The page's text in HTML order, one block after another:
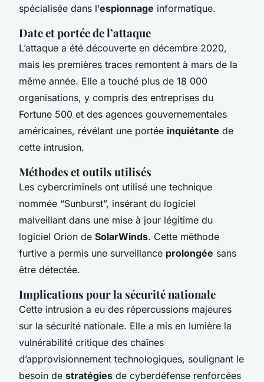
spécialisée dans l’espionnage informatique.
Date et portée de l’attaque
L’attaque a été découverte en décembre 2020,
mais les premières traces remontent à mars de la
même année. Elle a touché plus de 18 000
organisations, y compris des entreprises du
Fortune 500 et des agences gouvernementales
américaines, révélant une portée inquiétante de
cette intrusion.
Méthodes et outils utilisés
Les cybercriminels ont utilisé une technique
nommée “Sunburst”, insérant du logiciel
malveillant dans une mise à jour légitime du
logiciel Orion de SolarWinds. Cette méthode
furtive a permis une surveillance prolongée sans
être détectée.
Implications pour la sécurité nationale
Cette intrusion a eu des répercussions majeures
sur la sécurité nationale. Elle a mis en lumière la
vulnérabilité critique des chaînes
d’approvisionnement technologiques, soulignant le
besoin de stratégies de cyberdéfense renforcées